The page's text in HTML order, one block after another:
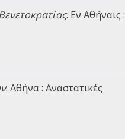
. Eν Αθήναις :
. Αθήνα : Αναστατικές